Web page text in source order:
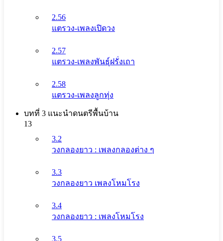
2.56
แตรวง-เพลงเปิดวง
2.57
แตรวง-เพลงพันธุ์ฝรั่งเถา
2.58
แตรวง-เพลงลูกทุ่ง
บทที่ 3 แนะนําดนตรีพื้นบ้าน
13
3.2
วงกลองยาว : เพลงกลองต่าง ๆ
3.3
วงกลองยาว เพลงโหมโรง
3.4
วงกลองยาว : เพลงโหมโรง
3.5